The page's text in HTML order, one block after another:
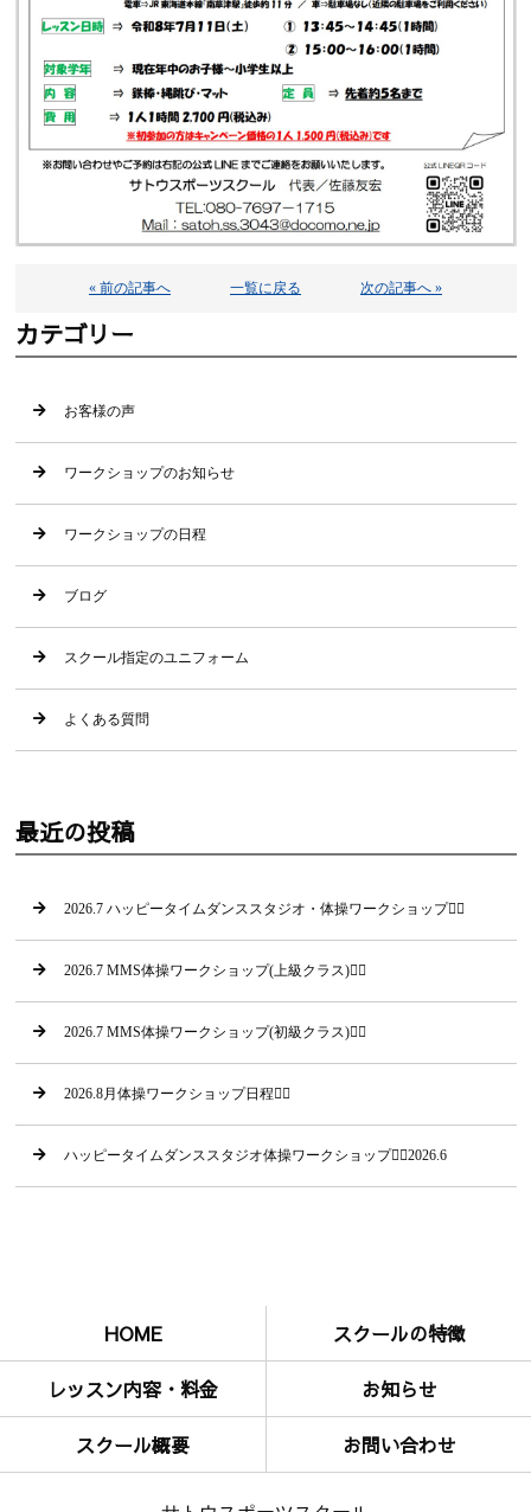
« 前の記事へ 一覧に戻る 次の記事へ »
カテゴリー
お客様の声
ワークショップのお知らせ
ワークショップの日程
ブログ
スクール指定のユニフォーム
よくある質問
最近の投稿
2026.7 ハッピータイムダンススタジオ・体操ワークショップ🤸‍♂
2026.7 MMS体操ワークショップ(上級クラス)🤸‍♀
2026.7 MMS体操ワークショップ(初級クラス)🤸‍♂
2026.8月体操ワークショップ日程🤸‍♂
ハッピータイムダンススタジオ体操ワークショップ🤸‍♂2026.6
HOME スクールの特徴
レッスン内容・料金 お知らせ
スクール概要 お問い合わせ